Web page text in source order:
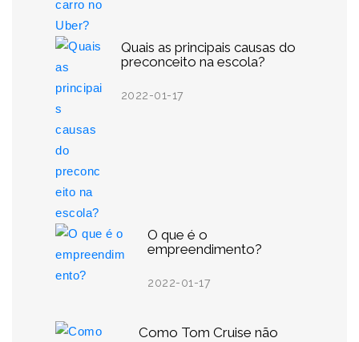
Quais as principais causas do
preconceito na escola?
2022-01-17
O que é o
empreendimento?
2022-01-17
Como Tom Cruise não